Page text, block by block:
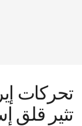
تحركات
تثير قلق